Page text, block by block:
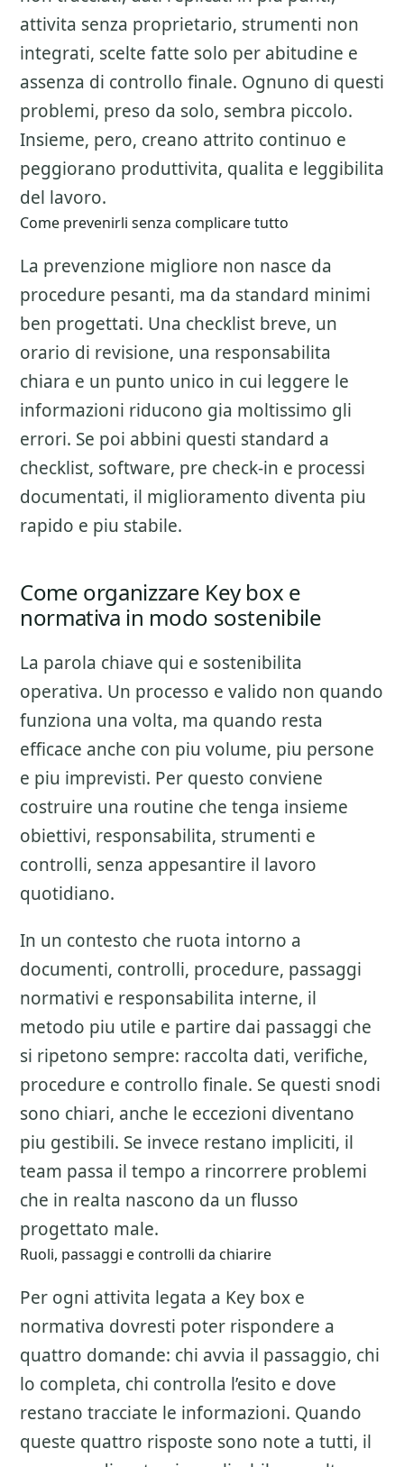
attivita senza proprietario, strumenti non
integrati, scelte fatte solo per abitudine e
assenza di controllo finale. Ognuno di questi
problemi, preso da solo, sembra piccolo.
Insieme, pero, creano attrito continuo e
peggiorano produttivita, qualita e leggibilita
del lavoro.
Come prevenirli senza complicare tutto
La prevenzione migliore non nasce da
procedure pesanti, ma da standard minimi
ben progettati. Una checklist breve, un
orario di revisione, una responsabilita
chiara e un punto unico in cui leggere le
informazioni riducono gia moltissimo gli
errori. Se poi abbini questi standard a
checklist, software, pre check-in e processi
documentati, il miglioramento diventa piu
rapido e piu stabile.
Come organizzare Key box e
normativa in modo sostenibile
La parola chiave qui e sostenibilita
operativa. Un processo e valido non quando
funziona una volta, ma quando resta
efficace anche con piu volume, piu persone
e piu imprevisti. Per questo conviene
costruire una routine che tenga insieme
obiettivi, responsabilita, strumenti e
controlli, senza appesantire il lavoro
quotidiano.
In un contesto che ruota intorno a
documenti, controlli, procedure, passaggi
normativi e responsabilita interne, il
metodo piu utile e partire dai passaggi che
si ripetono sempre: raccolta dati, verifiche,
procedure e controllo finale. Se questi snodi
sono chiari, anche le eccezioni diventano
piu gestibili. Se invece restano impliciti, il
team passa il tempo a rincorrere problemi
che in realta nascono da un flusso
progettato male.
Ruoli, passaggi e controlli da chiarire
Per ogni attivita legata a Key box e
normativa dovresti poter rispondere a
quattro domande: chi avvia il passaggio, chi
lo completa, chi controlla l’esito e dove
restano tracciate le informazioni. Quando
queste quattro risposte sono note a tutti, il